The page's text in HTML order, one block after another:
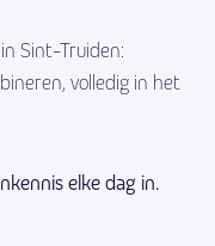
in Sint-Truiden:
volledig in het
elke dag in.